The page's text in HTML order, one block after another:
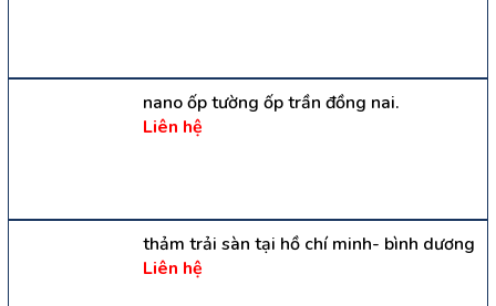
nano ốp tường ốp trần đồng nai.
Liên hệ
thảm trải sàn tại hồ chí minh- bình dương
Liên hệ